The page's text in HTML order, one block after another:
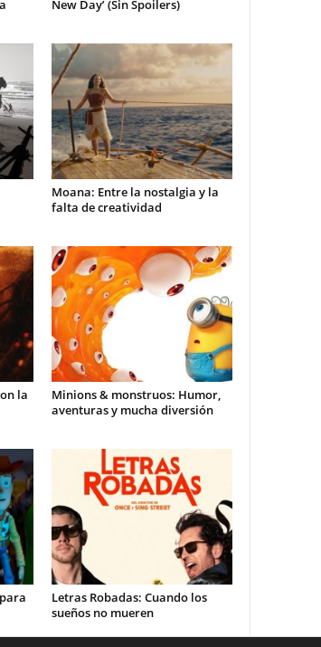
New Day’ (Sin Spoilers)
Moana: Entre la nostalgia y la
falta de creatividad
la
Minions & monstruos: Humor,
aventuras y mucha diversión
Letras Robadas: Cuando los
sueños no mueren